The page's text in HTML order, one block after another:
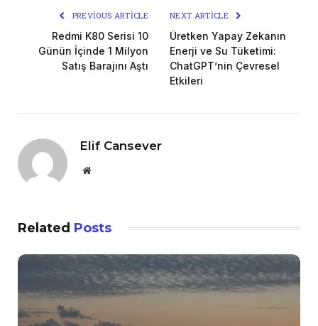
PREVIOUS ARTICLE
Redmi K80 Serisi 10
Günün İçinde 1 Milyon
Satış Barajını Aştı
NEXT ARTICLE
Üretken Yapay Zekanın
Enerji ve Su Tüketimi:
ChatGPT’nin Çevresel
Etkileri
Elif Cansever
Website
Related Posts